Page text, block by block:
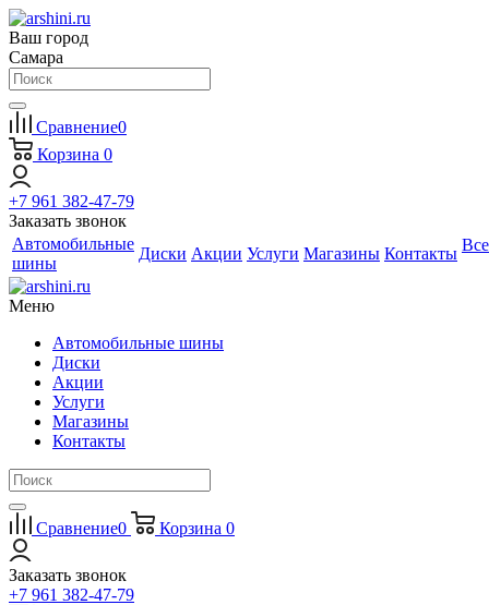
Ваш город
Самара
Сравнение0
Корзина 0
+7 961 382-47-79
Заказать звонок
Автомобильные
шины
Диски Акции Услуги Магазины Контакты Все
Меню
Автомобильные шины
Диски
Акции
Услуги
Магазины
Контакты
Сравнение0 Корзина 0
Заказать звонок
+7 961 382-47-79